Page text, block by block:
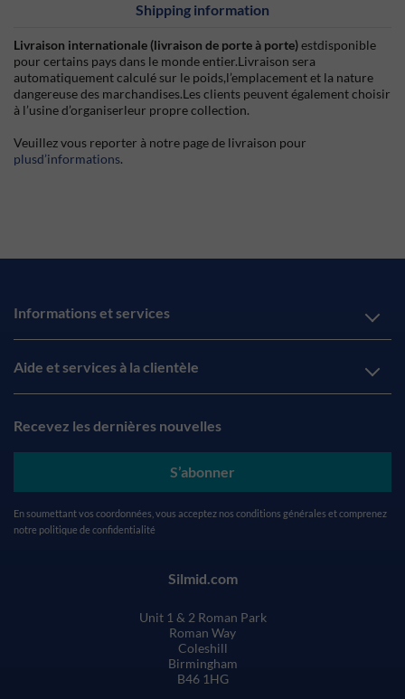
Shipping information
Livraison internationale (livraison de porte à porte)estdisponible
pour certains pays dans le monde entier.Livraison sera
automatiquement calculé sur le poids,l’emplacement et la nature
dangereuse des marchandises.Les clients peuvent également choisir
à l’usine d’organiserleur propre collection.
Veuillez vous reporter à notre page de livraison pour
plusd’informations.
Informations et services
Aide et services à la clientèle
Recevez les dernières nouvelles
S’abonner
En soumettant vos coordonnées, vous acceptez nos conditions générales et comprenez
notre politique de confidentialité
Silmid.com
Unit 1 & 2 Roman Park
Roman Way
Coleshill
Birmingham
B46 1HG